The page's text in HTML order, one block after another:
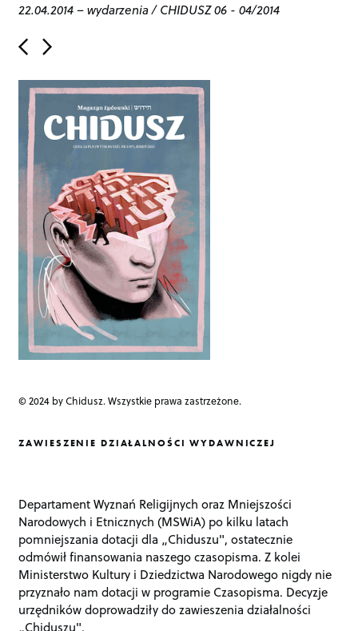
22.04.2014–wydarzenia/CHIDUSZ 06 - 04/2014
P
o
a
t
i
o
n
© 2024 by Chidusz. Wszystkie prawa zastrzeżone.
ZAWIESZENIE DZIAŁALNOŚCI WYDAWNICZEJ
Departament Wyznań Religijnych oraz Mniejszości
Narodowych i Etnicznych (MSWiA) po kilku latach
pomniejszania dotacji dla „Chiduszu", ostatecznie
odmówił finansowania naszego czasopisma. Z kolei
Ministerstwo Kultury i Dziedzictwa Narodowego nigdy nie
przyznało nam dotacji w programie Czasopisma. Decyzje
urzędników doprowadziły do zawieszenia działalności
„Chiduszu".